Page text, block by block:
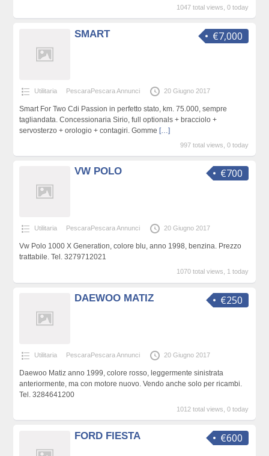
1047 total views, 0 today
€7,000
SMART
Utilitaria PescaraPescara Annunci 20 Giugno 2017
Smart For Two Cdi Passion in perfetto stato, km. 75.000, sempre
tagliandata. Concessionaria Sirio, full optionals + bracciolo +
servosterzo + orologio + contagiri. Gomme […]
997 total views, 0 today
€700
VW POLO
Utilitaria PescaraPescara Annunci 20 Giugno 2017
Vw Polo 1000 X Generation, colore blu, anno 1998, benzina. Prezzo
trattabile. Tel. 3279712021
1070 total views, 1 today
€250
DAEWOO MATIZ
Utilitaria PescaraPescara Annunci 20 Giugno 2017
Daewoo Matiz anno 1999, colore rosso, leggermente sinistrata
anteriormente, ma con motore nuovo. Vendo anche solo per ricambi.
Tel. 3284641200
1012 total views, 0 today
€600
FORD FIESTA